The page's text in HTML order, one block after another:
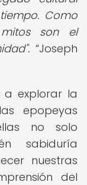
Como
son el
Joseph
explorar la
epopeyas
no solo
sabiduría
nuestras
del